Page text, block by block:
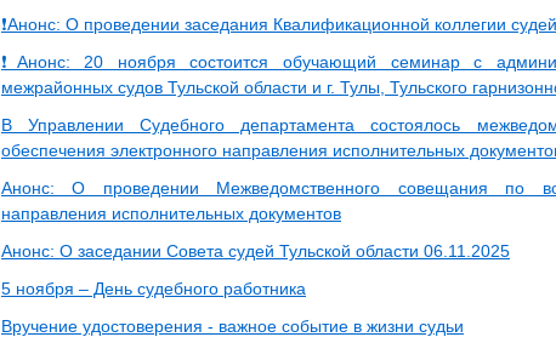
❗Анонс: О проведении заседания Квалификационной коллегии
❗Анонс: 20 ноября состоится обучающий семинар с
межрайонных судов Тульской области и г. Тулы, Тульского
В Управлении Судебного департамента состоялось
обеспечения электронного направления исполнительных
Анонс: О проведении Межведомственного совещания по
направления исполнительных документов
Анонс: О заседании Совета судей Тульской области 06.11.2025
5 ноября – День судебного работника
Вручение удостоверения - важное событие в жизни судьи